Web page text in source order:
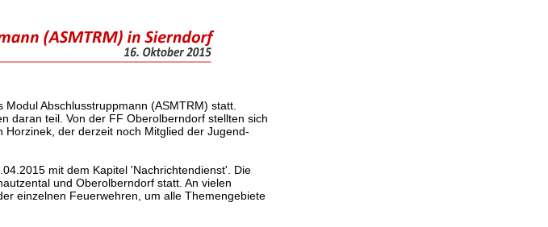
Abschlusstruppmann (ASMTRM) statt.
daran teil. Von der FF Oberolberndorf stellten sich
der derzeit noch Mitglied der Jugend-
mit dem Kapitel 'Nachrichtendienst'. Die
und Oberolberndorf statt. An vielen
einzelnen Feuerwehren, um alle Themengebiete